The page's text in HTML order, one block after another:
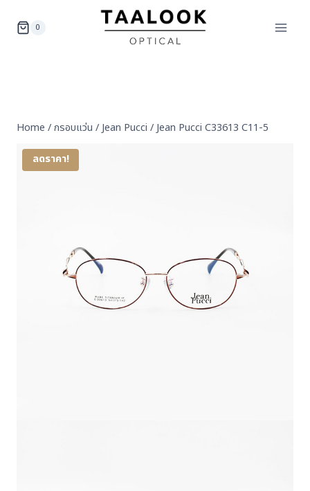
0
Home /กรอบแว่น / Jean Pucci / Jean Pucci C33613 C11-5
ลดราคา!